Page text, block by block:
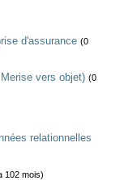
d'assurance (0
vers objet) (0
relationnelles
102 mois)